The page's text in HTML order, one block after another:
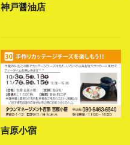
神戸醤油店
吉原小宿